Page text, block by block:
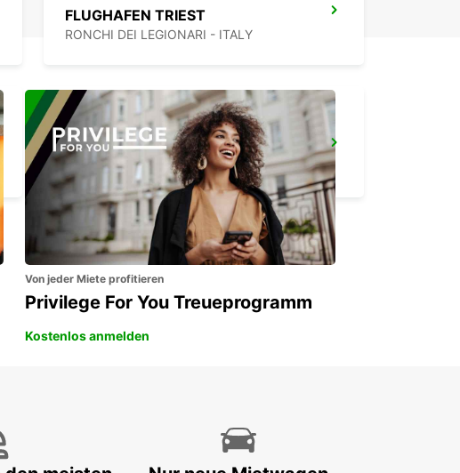
FLUGHAFEN TRIEST
RONCHI DEI LEGIONARI - ITALY
PORTOROZ
PORTOROZ PORTOROSE - SLOVENIA
Von jeder Miete profitieren
Privilege For You Treueprogramm
Kostenlos anmelden